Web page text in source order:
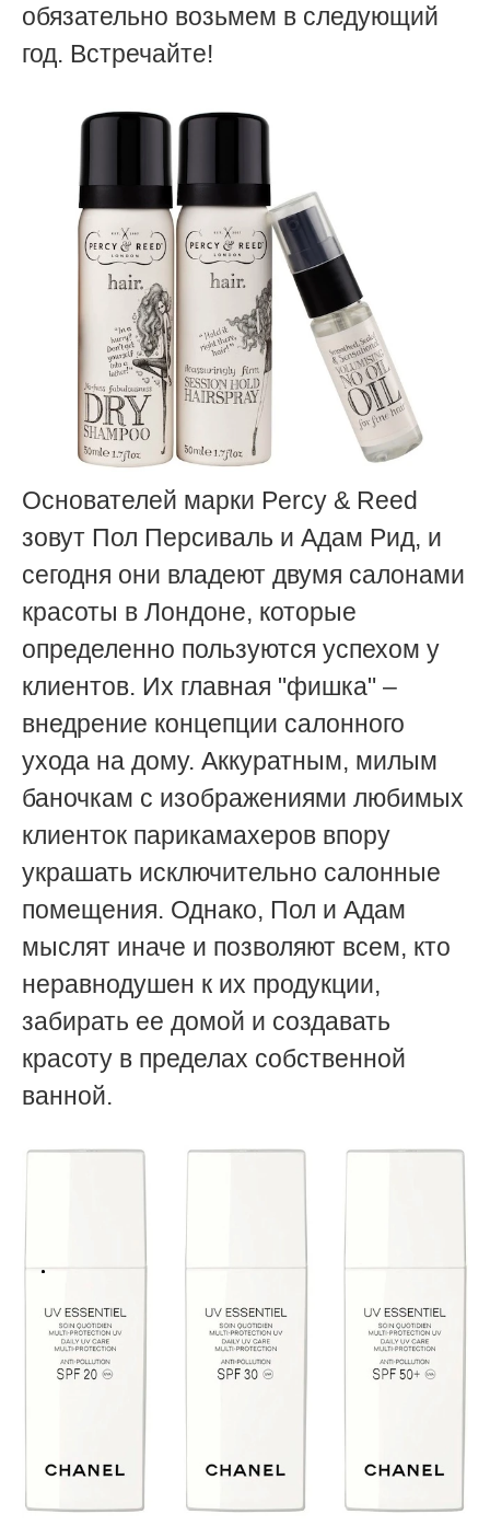
обязательно возьмем в следующий
год. Встречайте!
Основателей марки Percy & Reed
зовут Пол Персиваль и Адам Рид, и
сегодня они владеют двумя салонами
красоты в Лондоне, которые
определенно пользуются успехом у
клиентов. Их главная "фишка" –
внедрение концепции салонного
ухода на дому. Аккуратным, милым
баночкам с изображениями любимых
клиенток парикамахеров впору
украшать исключительно салонные
помещения. Однако, Пол и Адам
мыслят иначе и позволяют всем, кто
неравнодушен к их продукции,
забирать ее домой и создавать
красоту в пределах собственной
ванной.